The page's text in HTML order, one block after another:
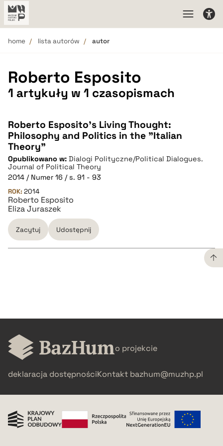
home lista autorów autor
Roberto Esposito
1 artykuły w 1 czasopismach
Roberto Esposito’s Living Thought:
Philosophy and Politics in the "Italian
Theory"
Opublikowano w: Dialogi Polityczne/Political Dialogues.
Journal of Political Theory
2014 / Numer 16 / s. 91 - 93
ROK: 2014
Roberto Esposito
Eliza Juraszek
Zacytuj Udostępnij
BIBTEX
o projekcie
deklaracja dostępnościKontakt bazhum@muzhp.pl